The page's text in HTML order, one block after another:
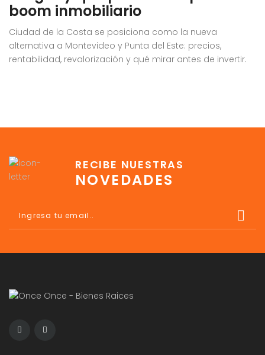
boom inmobiliario
Ciudad de la Costa se posiciona como la nueva
alternativa a Montevideo y Punta del Este: precios,
rentabilidad, revalorización y qué mirar antes de invertir.
RECIBE NUESTRAS
NOVEDADES